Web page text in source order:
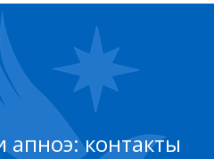
контакты